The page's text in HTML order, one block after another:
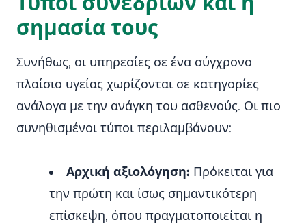
σημασία τους
Συνήθως, οι υπηρεσίες σε ένα σύγχρονο
πλαίσιο υγείας χωρίζονται σε κατηγορίες
ανάλογα με την ανάγκη του ασθενούς. Οι πιο
συνηθισμένοι τύποι περιλαμβάνουν:
Αρχική αξιολόγηση: Πρόκειται για
την πρώτη και ίσως σημαντικότερη
επίσκεψη, όπου πραγματοποιείται η